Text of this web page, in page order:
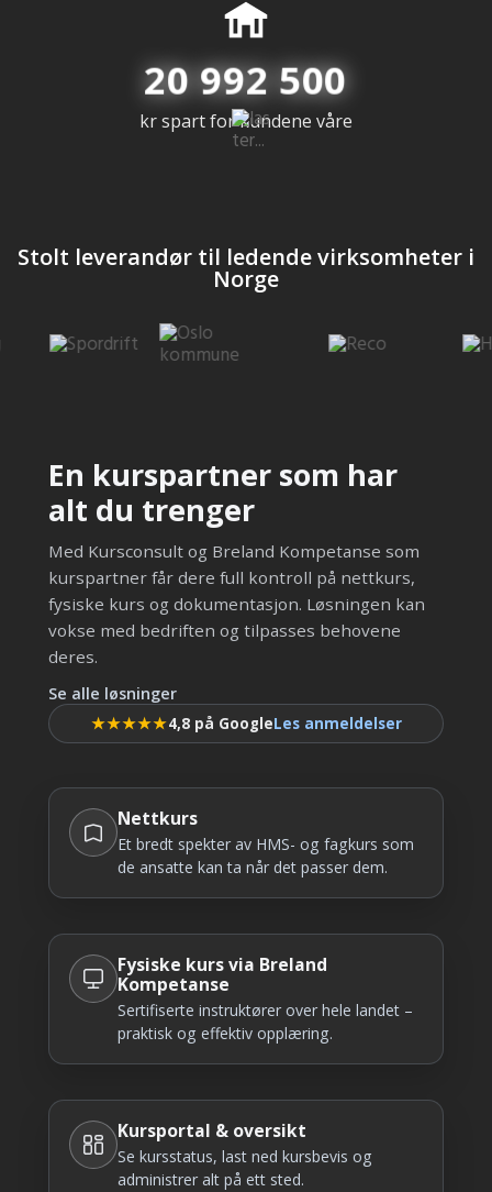
20 992 500
kr spart for kundene våre
Stolt leverandør til ledende virksomheter i
Norge
En kurspartner som har
alt du trenger
Med Kursconsult og Breland Kompetanse som
kurspartner får dere full kontroll på nettkurs,
fysiske kurs og dokumentasjon. Løsningen kan
vokse med bedriften og tilpasses behovene
deres.
Se alle løsninger
★★★★★4,8 på GoogleLes anmeldelser
Nettkurs
Et bredt spekter av HMS- og fagkurs som
de ansatte kan ta når det passer dem.
Fysiske kurs via Breland
Kompetanse
Sertifiserte instruktører over hele landet –
praktisk og effektiv opplæring.
Kursportal & oversikt
Se kursstatus, last ned kursbevis og
administrer alt på ett sted.